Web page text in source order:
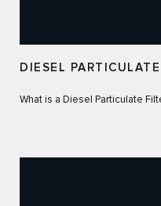
DIESEL
What is a Diesel Particulate